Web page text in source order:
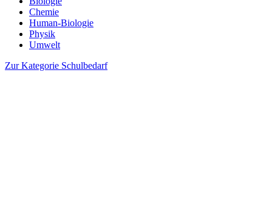
Chemie
Human-Biologie
Physik
Umwelt
Zur Kategorie Schulbedarf